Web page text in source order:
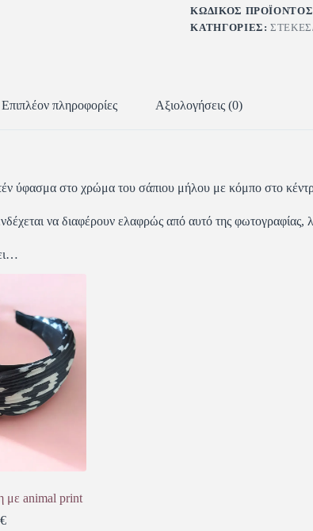
ΚΩΔΙΚΌΣ
ΚΑΤΗΓΟΡΊΕΣ:
Επιπλέον πληροφορίες Αξιολογήσεις (0)
ύφασμα στο χρώμα του σάπιου μήλου με κόμπο στο
να διαφέρουν ελαφρώς από αυτό της
με animal print
€